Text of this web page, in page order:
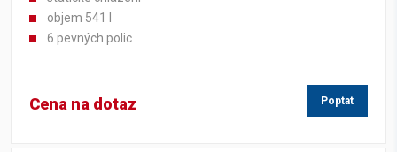
objem 541 l
6 pevných polic
Cena na dotaz Poptat